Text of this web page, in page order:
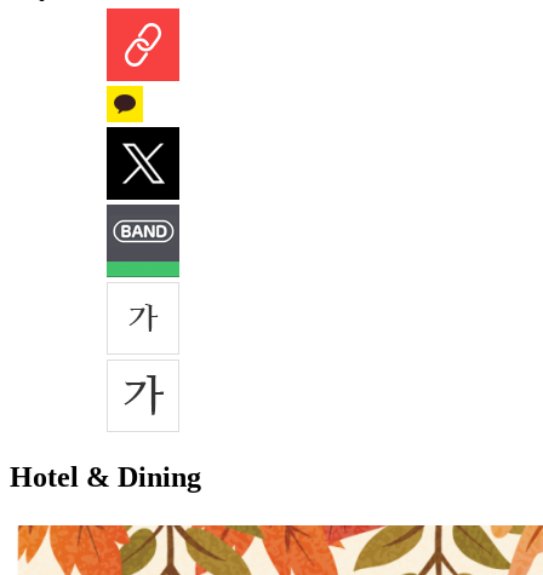
Hotel & Dining